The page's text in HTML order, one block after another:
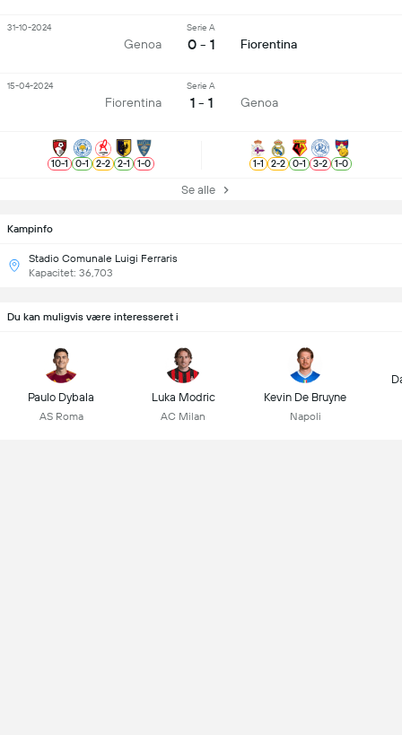
Kampinfo
Stadio Comunale Luigi Ferraris
Kapacitet: 36,703
Genoa
Serie A
0 - 1 Fiorentina
31-10-2024
Fiorentina
Serie A
1 - 1 Genoa
15-04-2024
10-1 0-1 2-2 2-1 1-0 1-1 2-2 0-1 3-2 1-0
Se alle
Du kan muligvis være interesseret i
Paulo Dybala
AS Roma
Luka Modric
AC Milan
Kevin De Bruyne
Napoli